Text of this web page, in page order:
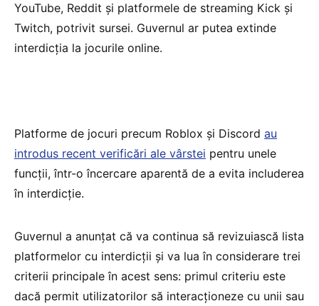
YouTube, Reddit și platformele de streaming Kick și
Twitch, potrivit sursei. Guvernul ar putea extinde
interdicția la jocurile online.
Platforme de jocuri precum Roblox și Discord au
introdus recent verificări ale vârstei pentru unele
funcții, într-o încercare aparentă de a evita includerea
în interdicție.
Guvernul a anunțat că va continua să revizuiască lista
platformelor cu interdicții și va lua în considerare trei
criterii principale în acest sens: primul criteriu este
dacă permit utilizatorilor să interacționeze cu unii sau